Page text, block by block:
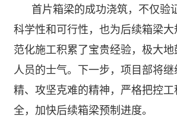
首片箱梁的成功浇筑，不仅验
科学性和可行性，也为后续箱梁
范化施工积累了宝贵经验，极大
人员的士气。下一步，项目部将
精、攻坚克难的精神，严格把控
全，加快后续箱梁预制进度。